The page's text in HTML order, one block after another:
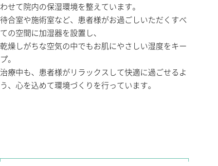
わせて院内の保湿環境を整えています。
待合室や施術室など、患者様がお過ごしいただくすべ
ての空間に加湿器を設置し、
乾燥しがちな空気の中でもお肌にやさしい湿度をキー
プ。
治療中も、患者様がリラックスして快適に過ごせるよ
う、心を込めて環境づくりを行っています。